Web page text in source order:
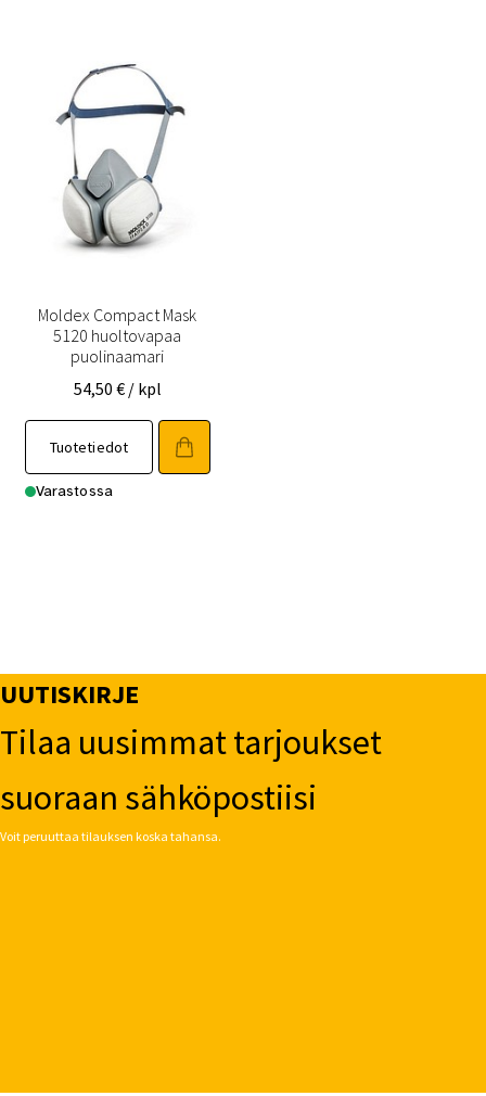
Moldex Compact Mask
5120 huoltovapaa
puolinaamari
54,50 € / kpl
Tuotetiedot
Varastossa
UUTISKIRJE
Tilaa uusimmat tarjoukset
suoraan sähköpostiisi
Voit peruuttaa tilauksen koska tahansa.